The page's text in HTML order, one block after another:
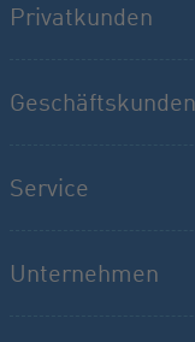
Privatkunden
Geschäftskunden
Service
Unternehmen